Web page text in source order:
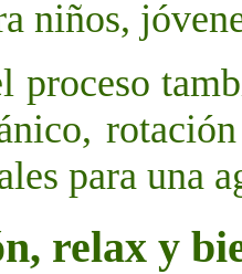
niños,
proceso
para una
relax y